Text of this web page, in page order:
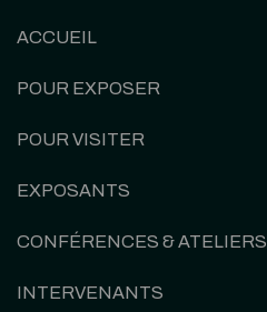
ACCUEIL
POUR EXPOSER
POUR VISITER
EXPOSANTS
CONFÉRENCES & ATELIERS
INTERVENANTS